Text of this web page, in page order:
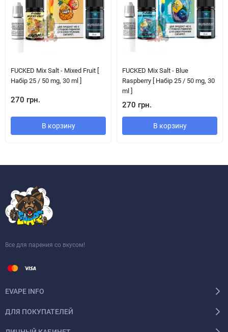
FUCKED Mix Salt - Mixed Fruit [
Набір 25 / 50 mg, 30 ml ]
270 грн.
В корзину
FUCKED Mix Salt - Blue
Raspberry [ Набір 25 / 50 mg, 30
ml ]
270 грн.
В корзину
Все для парения со вкусом!
EVAPE INFO
ДЛЯ ПОКУПАТЕЛЕЙ